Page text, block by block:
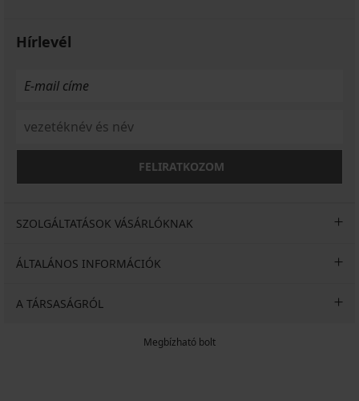
Hírlevél
FELIRATKOZOM
SZOLGÁLTATÁSOK VÁSÁRLÓKNAK
ÁLTALÁNOS INFORMÁCIÓK
A TÁRSASÁGRÓL
Megbízható bolt